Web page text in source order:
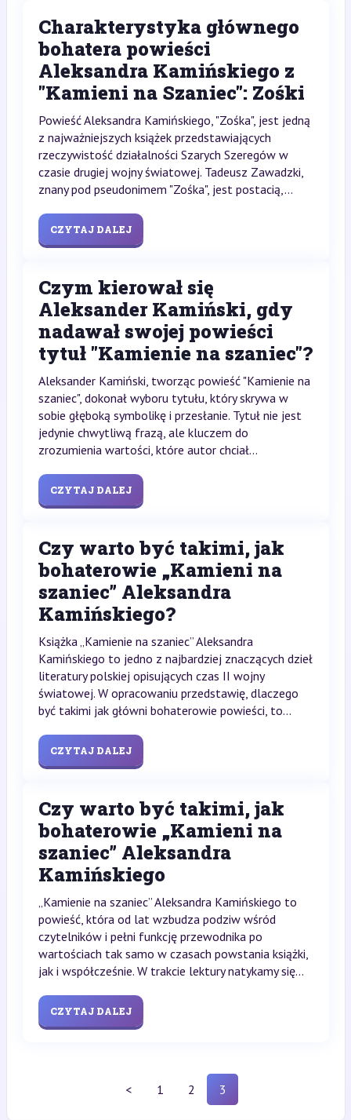
Charakterystyka głównego
bohatera powieści
Aleksandra Kamińskiego z
"Kamieni na Szaniec": Zośki
Powieść Aleksandra Kamińskiego, "Zośka", jest jedną
z najważniejszych książek przedstawiających
rzeczywistość działalności Szarych Szeregów w
czasie drugiej wojny światowej. Tadeusz Zawadzki,
znany pod pseudonimem "Zośka", jest postacią,...
CZYTAJ DALEJ
Czym kierował się
Aleksander Kamiński, gdy
nadawał swojej powieści
tytuł "Kamienie na szaniec"?
Aleksander Kamiński, tworząc powieść "Kamienie na
szaniec", dokonał wyboru tytułu, który skrywa w
sobie głęboką symbolikę i przesłanie. Tytuł nie jest
jedynie chwytliwą frazą, ale kluczem do
zrozumienia wartości, które autor chciał...
CZYTAJ DALEJ
Czy warto być takimi, jak
bohaterowie „Kamieni na
szaniec” Aleksandra
Kamińskiego?
Książka „Kamienie na szaniec” Aleksandra
Kamińskiego to jedno z najbardziej znaczących dzieł
literatury polskiej opisujących czas II wojny
światowej. W opracowaniu przedstawię, dlaczego
być takimi jak główni bohaterowie powieści, to...
CZYTAJ DALEJ
Czy warto być takimi, jak
bohaterowie „Kamieni na
szaniec” Aleksandra
Kamińskiego
„Kamienie na szaniec” Aleksandra Kamińskiego to
powieść, która od lat wzbudza podziw wśród
czytelników i pełni funkcję przewodnika po
wartościach tak samo w czasach powstania książki,
jak i współcześnie. W trakcie lektury natykamy się...
CZYTAJ DALEJ
< 1 2 3